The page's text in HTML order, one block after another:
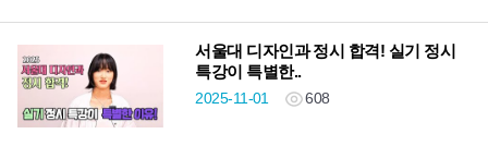
서울대 디자인과 정시 합격! 실기 정시
특강이 특별한..
2025-11-01 608